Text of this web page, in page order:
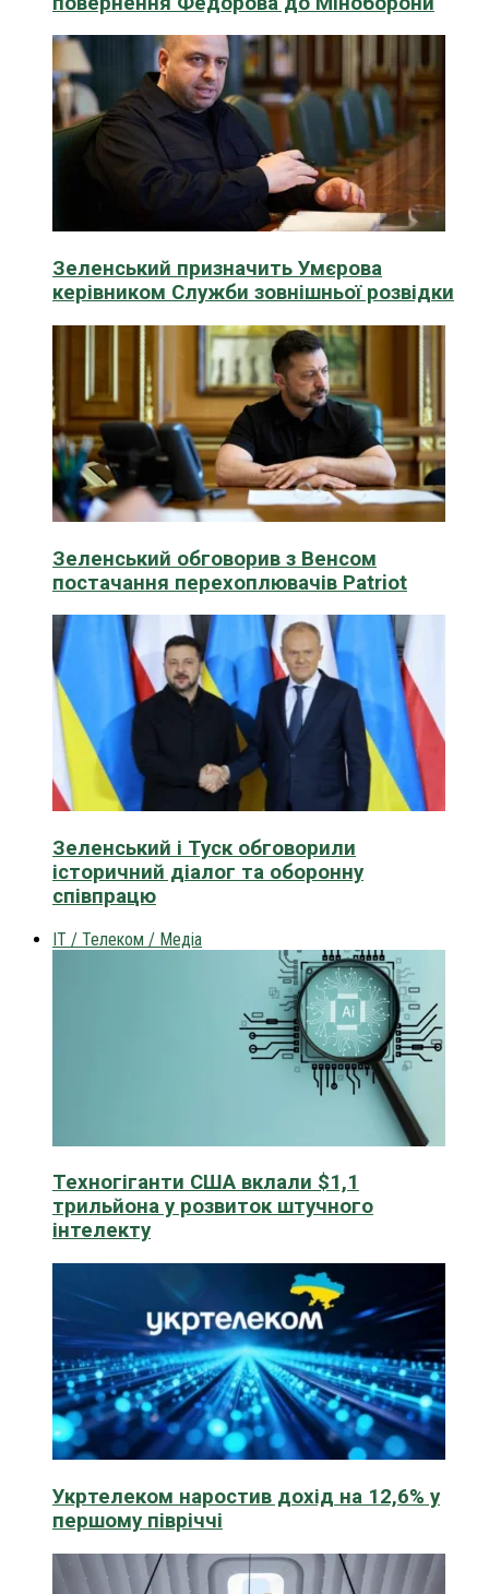
Зеленський призначить Умєрова
керівником Служби зовнішньої розвідки
Зеленський обговорив з Венсом
постачання перехоплювачів Patriot
Зеленський і Туск обговорили
історичний діалог та оборонну
співпрацю
IT / Телеком / Медіа
Техногіганти США вклали $1,1
трильйона у розвиток штучного
інтелекту
Укртелеком наростив дохід на 12,6% у
першому півріччі